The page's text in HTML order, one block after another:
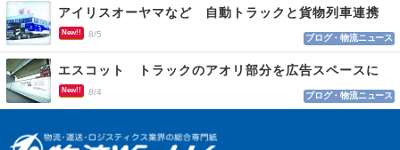
アイリスオーヤマなど 自動トラックと貨物列車連携
New!! 8/5 ブログ・物流ニュース
エスコット トラックのアオリ部分を広告スペースに
New!! 8/4 ブログ・物流ニュース